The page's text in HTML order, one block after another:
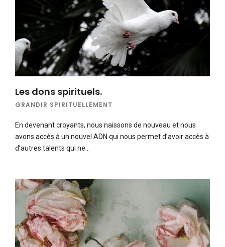
Les dons spirituels.
GRANDIR SPIRITUELLEMENT
En devenant croyants, nous naissons de nouveau et nous
avons accès à un nouvel ADN qui nous permet d’avoir accès à
d’autres talents qui ne…